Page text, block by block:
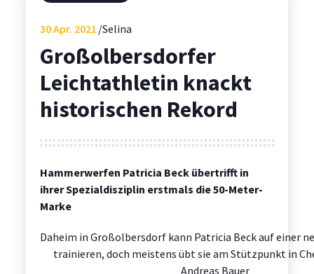
30Apr. 2021 Selina
Großolbersdorfer
Leichtathletin knackt
historischen Rekord
Hammerwerfen Patricia Beck übertrifft in
ihrer Spezialdisziplin erstmals die 50-Meter-
Marke
Daheim in Großolbersdorf kann Patricia Beck auf einer
trainieren, doch meistens übt sie am Stützpunkt in
Andreas Bauer